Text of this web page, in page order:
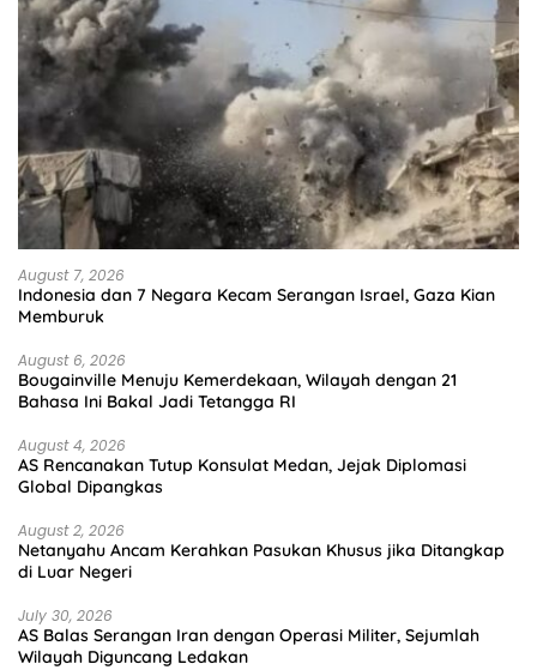
August 7, 2026
Indonesia dan 7 Negara Kecam Serangan Israel, Gaza Kian
Memburuk
August 6, 2026
Bougainville Menuju Kemerdekaan, Wilayah dengan 21
Bahasa Ini Bakal Jadi Tetangga RI
August 4, 2026
AS Rencanakan Tutup Konsulat Medan, Jejak Diplomasi
Global Dipangkas
August 2, 2026
Netanyahu Ancam Kerahkan Pasukan Khusus jika Ditangkap
di Luar Negeri
July 30, 2026
AS Balas Serangan Iran dengan Operasi Militer, Sejumlah
Wilayah Diguncang Ledakan